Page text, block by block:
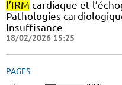
l’IRM cardiaque et
Pathologies
Insuffisance
18/02/2026 15:25
PAGES